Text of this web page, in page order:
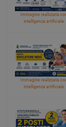
Immagine realizzata
intelligenza artificiale
Immagine realizzata
intelligenza artificiale